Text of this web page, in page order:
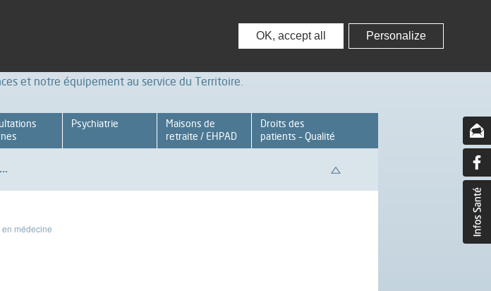
et notre équipement au service du Territoire.
Psychiatrie
Maisons de
retraite / EHPAD
Droits des
patients – Qualité
en médecine
OK, accept all Personalize